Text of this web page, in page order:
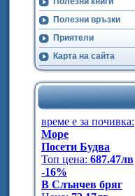
Полезни връзки
Приятели
Карта на сайта